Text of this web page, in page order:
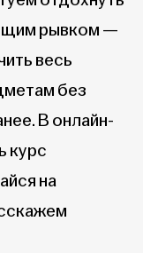
рывком —
весь
без
В онлайн-
курс
на